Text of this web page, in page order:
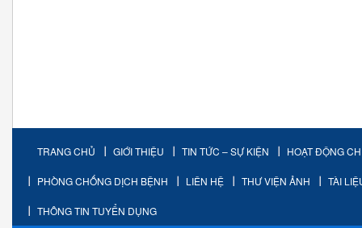
TRANG CHỦ GIỚI THIỆU TIN TỨC – SỰ KIỆN HOẠT ĐỘNG
PHÒNG CHỐNG DỊCH BỆNH LIÊN HỆ THƯ VIỆN ẢNH TÀI
THÔNG TIN TUYỂN DỤNG